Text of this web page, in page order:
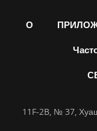
О
11F-2B, № 37,